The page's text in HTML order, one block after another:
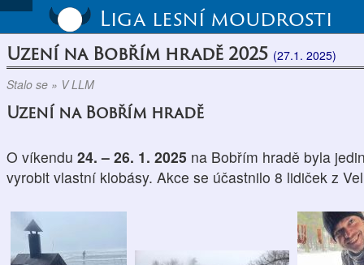
Liga lesní moudrosti
Uzení na Bobřím hradě 2025 (27.1. 2025)
Stalo se » V LLM
Uzení na Bobřím hradě
O víkendu 24. – 26. 1. 2025 na Bobřím hradě byla
vyrobit vlastní klobásy. Akce se účastnilo 8 lidiček z